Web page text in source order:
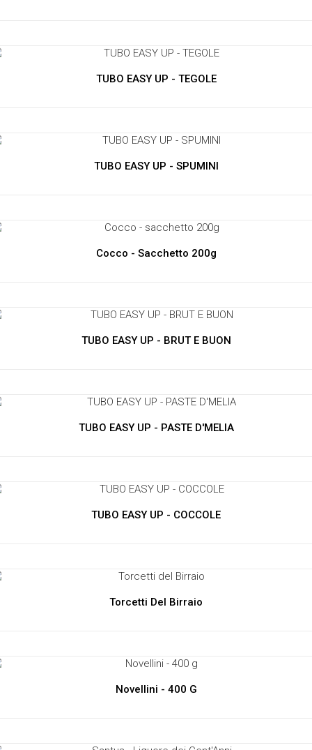
TUBO EASY UP - TEGOLE
TUBO EASY UP - SPUMINI
Cocco - Sacchetto 200g
TUBO EASY UP - BRUT E BUON
TUBO EASY UP - PASTE D'MELIA
TUBO EASY UP - COCCOLE
Torcetti Del Birraio
Novellini - 400 G